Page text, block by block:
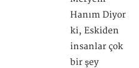
Hanım Diyor
ki, Eskiden
insanlar çok
bir şey